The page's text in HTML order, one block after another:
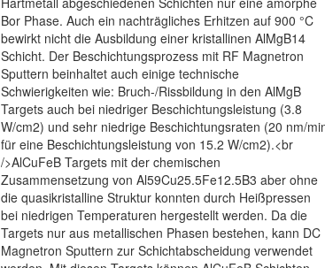
Bor Phase. Auch ein nachträgliches Erhitzen auf 900 °C
bewirkt nicht die Ausbildung einer kristallinen AlMgB14
Schicht. Der Beschichtungsprozess mit RF Magnetron
Sputtern beinhaltet auch einige technische
Schwierigkeiten wie: Bruch-/Rissbildung in den AlMgB
Targets auch bei niedriger Beschichtungsleistung (3.8
W/cm2) und sehr niedrige Beschichtungsraten (20 nm/
für eine Beschichtungsleistung von 15.2 W/cm2).<br
/>AlCuFeB Targets mit der chemischen
Zusammensetzung von Al59Cu25.5Fe12.5B3 aber ohne
die quasikristalline Struktur konnten durch Heißpressen
bei niedrigen Temperaturen hergestellt werden. Da die
Targets nur aus metallischen Phasen bestehen, kann DC
Magnetron Sputtern zur Schichtabscheidung verwendet